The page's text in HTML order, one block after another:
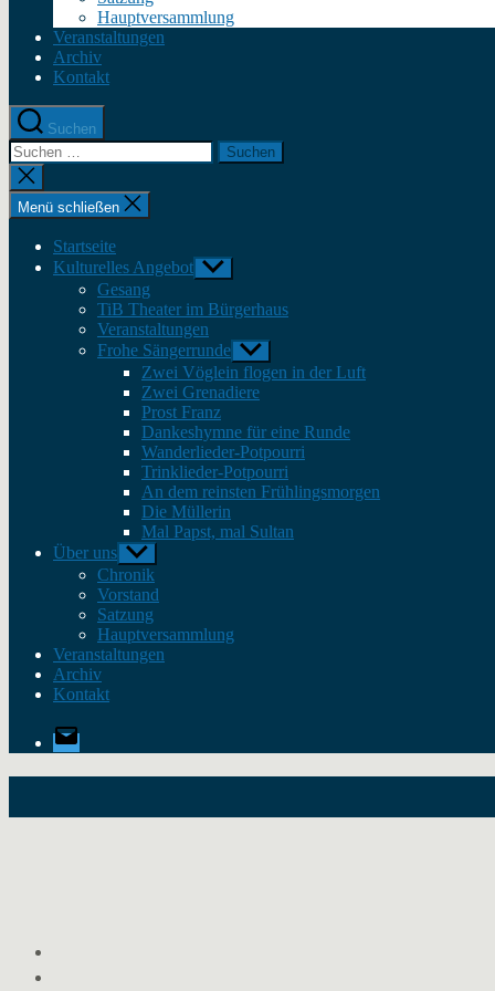
Hauptversammlung
Veranstaltungen
Archiv
Kontakt
Suchen
Suche
nach:
Suche
schließen
Menü schließen
Startseite
Kulturelles Angebot Untermenü
anzeigen
Gesang
TiB Theater im Bürgerhaus
Veranstaltungen
Frohe Sängerrunde Untermenü
anzeigen
Zwei Vöglein flogen in der Luft
Zwei Grenadiere
Prost Franz
Dankeshymne für eine Runde
Wanderlieder-Potpourri
Trinklieder-Potpourri
An dem reinsten Frühlingsmorgen
Die Müllerin
Mal Papst, mal Sultan
Über uns Untermenü
anzeigen
Chronik
Vorstand
Satzung
Hauptversammlung
Veranstaltungen
Archiv
Kontakt
E-
Mail